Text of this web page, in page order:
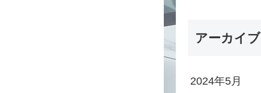
アーカイブ
2024年5月